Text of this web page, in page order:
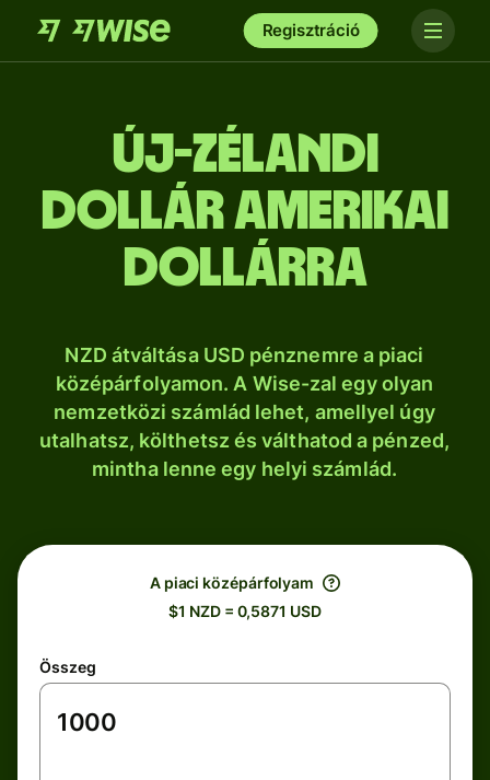
Regisztráció
új-zélandi
dollár amerikai
dollárra
NZD átváltása USD pénznemre a piaci
középárfolyamon. A Wise-zal egy olyan
nemzetközi számlád lehet, amellyel úgy
utalhatsz, költhetsz és válthatod a pénzed,
mintha lenne egy helyi számlád.
A piaci középárfolyam
$1 NZD = 0,5871 USD
Összeg